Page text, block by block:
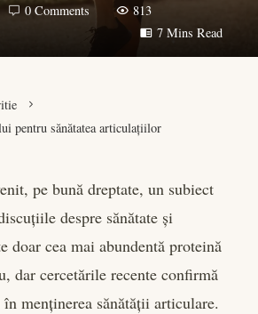
0 Comments
813
7 Mins Read
pentru sănătatea articulațiilor
pe bună dreptate, un subiect
despre sănătate și
doar cea mai abundentă proteină
dar cercetările recente confirmă
menținerea sănătății articulare.